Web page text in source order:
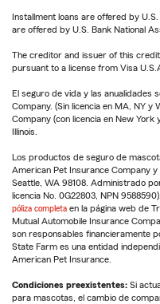
Installment loans are offered by
are offered by U.S. Bank National
The creditor and issuer of this
pursuant to a license from Visa
El seguro de vida y las anualidades
Company. (Sin licencia en MA, NY
Company (con licencia en New York
Illinois.
Los productos de seguro de
American Pet Insurance Company
Seattle, WA 98108. Administrado
licencia No. 0G22803, NPN
póliza completa en la página web de
Mutual Automobile Insurance
son responsables financieramente
State Farm es una entidad
American Pet Insurance.
Condiciones preexistentes: Si
para mascotas, el cambio de